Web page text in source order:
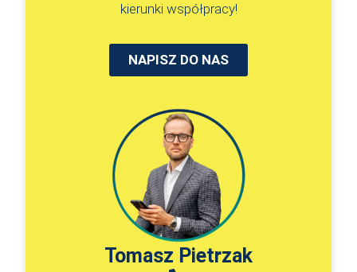
kierunki współpracy!
NAPISZ DO NAS
Tomasz Pietrzak